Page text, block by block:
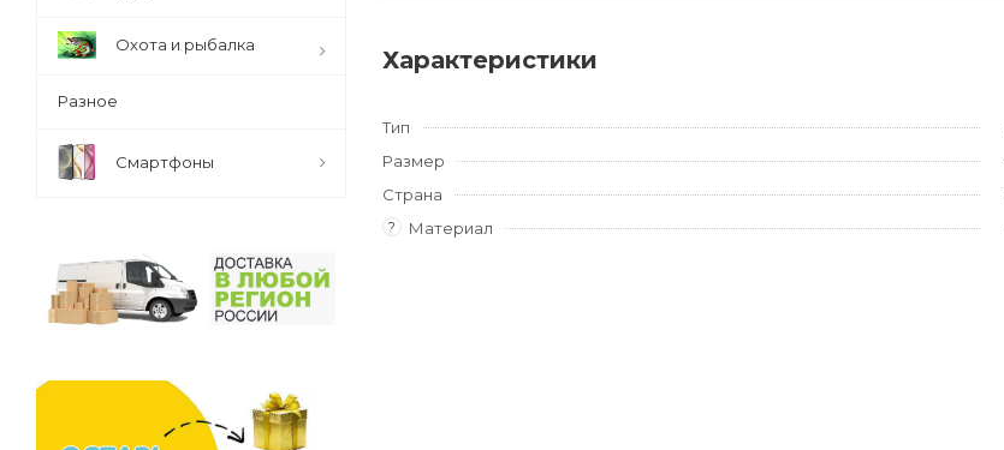
Характеристики
Тип
Размер
Страна
? Материал
Охота и рыбалка
Разное
Смартфоны